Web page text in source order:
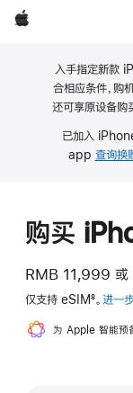
Apple
入手指定新款
合相应条件，购
还可享原设备
注已加入
app 查询换
购买
RMB 11,999 或
仅支持 eSIM
脚
注
8。 进一
为 Apple 智能预